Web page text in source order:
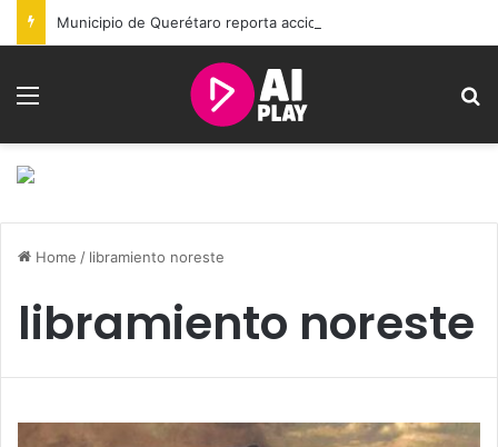
Home / libramiento noreste
libramiento noreste